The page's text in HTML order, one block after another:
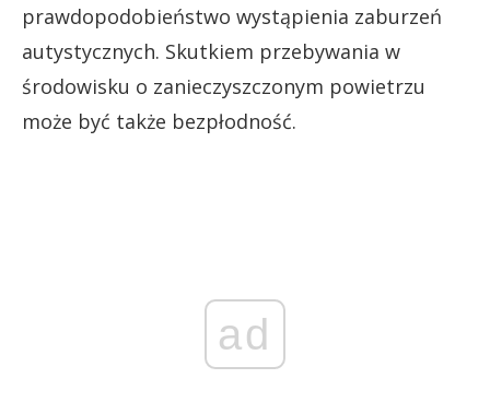
prawdopodobieństwo wystąpienia zaburzeń
autystycznych. Skutkiem przebywania w
środowisku o zanieczyszczonym powietrzu
może być także bezpłodność.
ad